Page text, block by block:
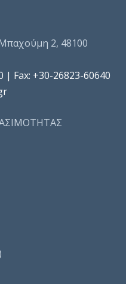
2, 48100
Fax: +30-26823-60640